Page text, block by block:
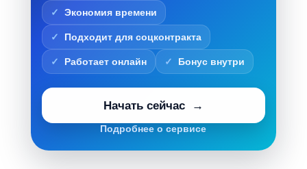
Экономия времени
Подходит для соцконтракта
Работает онлайн Бонус внутри
Начать сейчас
Подробнее о сервисе